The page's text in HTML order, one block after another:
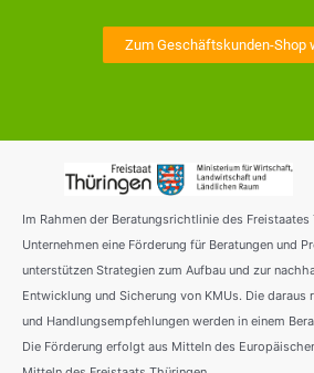
Zum Geschäftskunden-Shop
Im Rahmen der Beratungsrichtlinie des
Unternehmen eine Förderung für Beratungen und
unterstützen Strategien zum Aufbau und zur
Entwicklung und Sicherung von KMUs. Die daraus
und Handlungsempfehlungen werden in einem
Die Förderung erfolgt aus Mitteln des